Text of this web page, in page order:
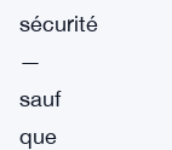
sécurité
—
sauf
que